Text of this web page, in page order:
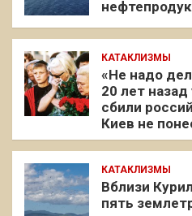
КАТАКЛИЗМЫ
«Не надо
20 лет
сбили
Киев не
КАТАКЛИЗМЫ
Вблизи
пять